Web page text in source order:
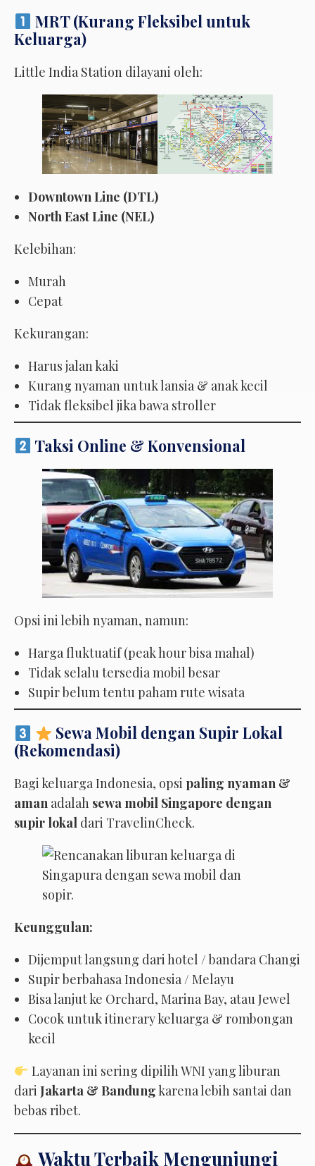
MRT (Kurang Fleksibel untuk
Keluarga)
Little India Station dilayani oleh:
Downtown Line (DTL)
North East Line (NEL)
Kelebihan:
Murah
Cepat
Kekurangan:
Harus jalan kaki
Kurang nyaman untuk lansia & anak kecil
Tidak fleksibel jika bawa stroller
Taksi Online & Konvensional
Opsi ini lebih nyaman, namun:
Harga fluktuatif (peak hour bisa mahal)
Tidak selalu tersedia mobil besar
Supir belum tentu paham rute wisata
Sewa Mobil dengan Supir Lokal
(Rekomendasi)
Bagi keluarga Indonesia, opsi paling nyaman &
aman adalah sewa mobil Singapore dengan
supir lokal dari TravelinCheck.
Keunggulan:
Dijemput langsung dari hotel / bandara Changi
Supir berbahasa Indonesia / Melayu
Bisa lanjut ke Orchard, Marina Bay, atau Jewel
Cocok untuk itinerary keluarga & rombongan
kecil
Layanan ini sering dipilih WNI yang liburan
dari Jakarta & Bandungkarena lebih santai dan
bebas ribet.
Waktu Terbaik Mengunjungi